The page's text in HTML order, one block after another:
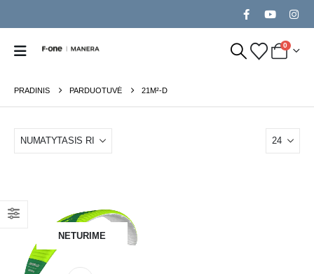
0
PRADINIS PARDUOTUVĖ 21M²-D
NETURIME